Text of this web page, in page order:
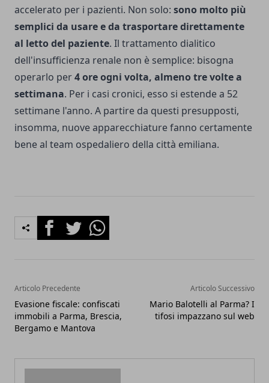
accelerato per i pazienti. Non solo: sono molto più
semplici da usare e da trasportare direttamente
al letto del paziente. Il trattamento dialitico
dell'insufficienza renale non è semplice: bisogna
operarlo per4 ore ogni volta, almeno tre volte a
settimana. Per i casi cronici, esso si estende a 52
settimane l'anno. A partire da questi presupposti,
insomma, nuove apparecchiature fanno certamente
bene al team ospedaliero della città emiliana.
FacebookTwitterWhatsapp
Articolo Precedente
Evasione fiscale: confiscati
immobili a Parma, Brescia,
Bergamo e Mantova
Articolo Successivo
Mario Balotelli al Parma? I
tifosi impazzano sul web